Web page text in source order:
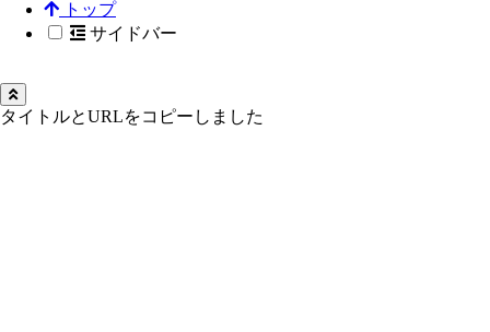
トップ
サイドバー
タイトルとURLをコピーしました